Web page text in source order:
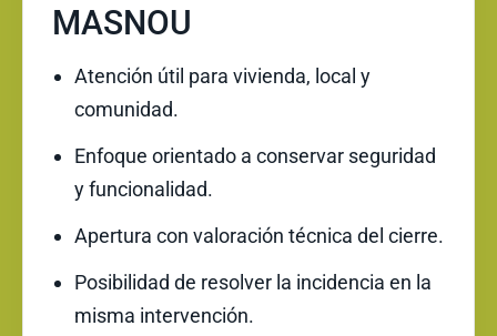
MASNOU
Atención útil para vivienda, local y
comunidad.
Enfoque orientado a conservar seguridad
y funcionalidad.
Apertura con valoración técnica del cierre.
Posibilidad de resolver la incidencia en la
misma intervención.